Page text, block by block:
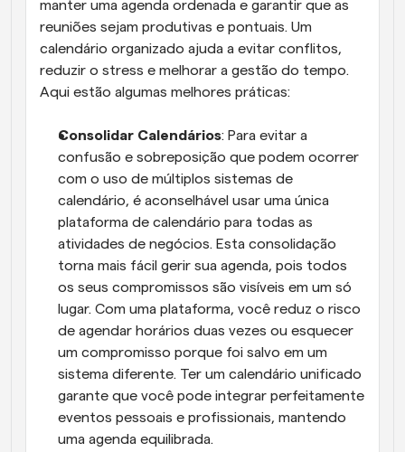
manter uma agenda ordenada e garantir que as
reuniões sejam produtivas e pontuais. Um
calendário organizado ajuda a evitar conflitos,
reduzir o stress e melhorar a gestão do tempo.
Aqui estão algumas melhores práticas:
Consolidar Calendários: Para evitar a
confusão e sobreposição que podem ocorrer
com o uso de múltiplos sistemas de
calendário, é aconselhável usar uma única
plataforma de calendário para todas as
atividades de negócios. Esta consolidação
torna mais fácil gerir sua agenda, pois todos
os seus compromissos são visíveis em um só
lugar. Com uma plataforma, você reduz o risco
de agendar horários duas vezes ou esquecer
um compromisso porque foi salvo em um
sistema diferente. Ter um calendário unificado
garante que você pode integrar perfeitamente
eventos pessoais e profissionais, mantendo
uma agenda equilibrada.